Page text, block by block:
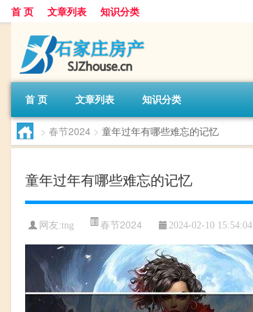
首 页 文章列表 知识分类
首 页 文章列表 知识分类
> 春节2024 > 童年过年有哪些难忘的记忆
童年过年有哪些难忘的记忆
网友:tng 春节2024 2024-02-10 15:54:04